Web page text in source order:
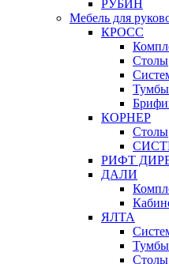
РУБИН
Мебель для
КРОСС
Столы
Тумбы
КОРНЕР
Столы
РИФТ
ДАЛИ
ЯЛТА
Тумбы
Столы